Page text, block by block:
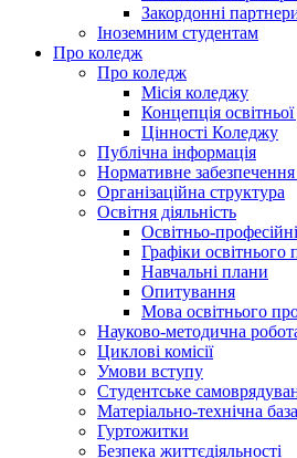
Закордонні
Іноземним студентам
Про коледж
Про коледж
Місія коледжу
Концепція
Цінності Коледжу
Публічна інформація
Нормативне
Організаційна структура
Освітня діяльність
Освітньо-
Графіки освітнього
Навчальні плани
Опитування
Мова освітнього
Науково-методична
Циклові комісії
Умови вступу
Студентське
Матеріально-технічна база
Гуртожитки
Безпека життєдіяльності